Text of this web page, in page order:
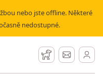
nebo jste offline. Některé
nedostupné.
Hlídací pes
Zprávy